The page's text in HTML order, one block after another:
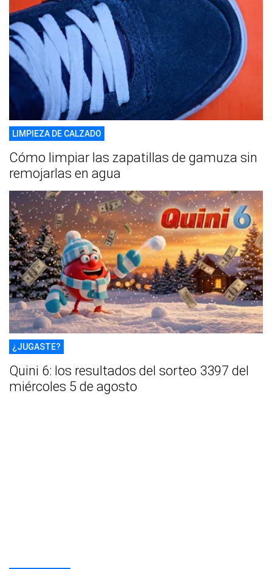
LIMPIEZA DE CALZADO
Cómo limpiar las zapatillas de gamuza sin
remojarlas en agua
¿JUGASTE?
Quini 6: los resultados del sorteo 3397 del
miércoles 5 de agosto